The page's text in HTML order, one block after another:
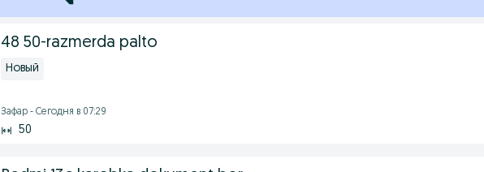
48 50-razmerda palto
Новый
Зафар - Сегодня в 07:29
50